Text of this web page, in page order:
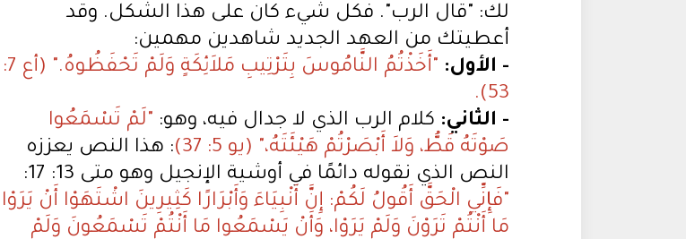
لك: "قال الرب". فكل شيء كان على هذا الشكل. وقد
أعطيتك من العهد الجديد شاهدين مهمين:
- الأول:
"أَخَذْتُمُ النَّامُوسَ بِتَرْتِيبِ مَلاَئِكَةٍ وَلَمْ تَحْفَظُوهُ." (أع 7:
53).
- الثاني: كلام الرب الذي لا جدال فيه، وهو: "لَمْ تَسْمَعُوا
صَوْتَهُ قَطُّ، وَلاَ أَبْصَرْتُمْ هَيْئَتَهُ،" (يو 5: 37)
: هذا النص يعززه
النص الذي نقوله دائمًا في أوشية الإنجيل وهو متى 13: 17:
"فَإِنِّي الْحَقَّ أَقُولُ لَكُمْ: إِنَّ أَنْبِيَاءَ وَأَبْرَارًا كَثِيرِينَ اشْتَهَوْا أَنْ يَرَوْا
مَا أَنْتُمْ تَرَوْنَ وَلَمْ يَرَوْا، وَأَنْ يَسْمَعُوا مَا أَنْتُمْ تَسْمَعُونَ وَلَمْ